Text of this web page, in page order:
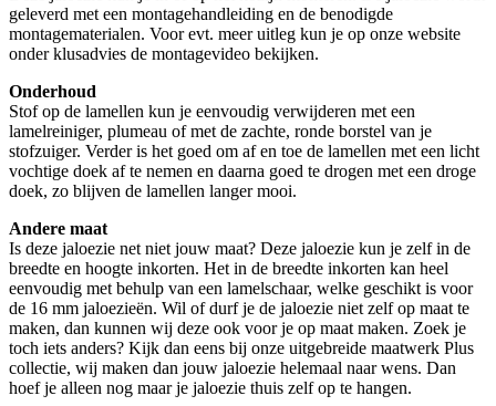
geleverd met een montagehandleiding en de benodigde
montagematerialen. Voor evt. meer uitleg kun je op onze website
onder klusadvies de montagevideo bekijken.
Onderhoud
Stof op de lamellen kun je eenvoudig verwijderen met een
lamelreiniger, plumeau of met de zachte, ronde borstel van je
stofzuiger. Verder is het goed om af en toe de lamellen met een licht
vochtige doek af te nemen en daarna goed te drogen met een droge
doek, zo blijven de lamellen langer mooi.
Andere maat
Is deze jaloezie net niet jouw maat? Deze jaloezie kun je zelf in de
breedte en hoogte inkorten. Het in de breedte inkorten kan heel
eenvoudig met behulp van een lamelschaar, welke geschikt is voor
de 16 mm jaloezieën. Wil of durf je de jaloezie niet zelf op maat te
maken, dan kunnen wij deze ook voor je op maat maken. Zoek je
toch iets anders? Kijk dan eens bij onze uitgebreide maatwerk Plus
collectie, wij maken dan jouw jaloezie helemaal naar wens. Dan
hoef je alleen nog maar je jaloezie thuis zelf op te hangen.